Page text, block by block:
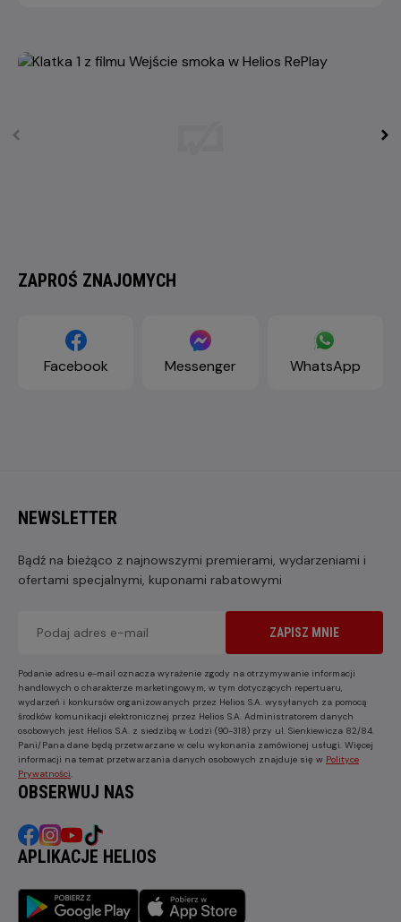
ZAPROŚ ZNAJOMYCH
Facebook Messenger WhatsApp
NEWSLETTER
Bądź na bieżąco z najnowszymi premierami, wydarzeniami i
ofertami specjalnymi, kuponami rabatowymi
ZAPISZ MNIE
Podanie adresu e-mail oznacza wyrażenie zgody na otrzymywanie informacji
handlowych o charakterze marketingowym, w tym dotyczących repertuaru,
wydarzeń i konkursów organizowanych przez Helios S.A. wysyłanych za pomocą
środków komunikacji elektronicznej przez Helios S.A. Administratorem danych
osobowych jest Helios S.A. z siedzibą w Łodzi (90-318) przy ul. Sienkiewicza 82/84.
Pani/Pana dane będą przetwarzane w celu wykonania zamówionej usługi. Więcej
informacji na temat przetwarzania danych osobowych znajduje się w Polityce
Prywatności
OBSERWUJ NAS
APLIKACJE HELIOS